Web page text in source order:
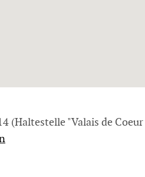
"Valais de